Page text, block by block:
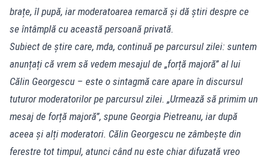
brațe, îl pupă, iar moderatoarea remarcă și dă știri despre ce
se întâmplă cu această persoană privată.
Subiect de știre care, mda, continuă pe parcursul zilei: suntem
anunțați că vrem să vedem mesajul de „forță majoră” al lui
Călin Georgescu – este o sintagmă care apare în discursul
tuturor moderatorilor pe parcursul zilei. „Urmează să primim un
mesaj de forță majoră”, spune Georgia Pietreanu, iar după
aceea și alți moderatori. Călin Georgescu ne zâmbește din
ferestre tot timpul, atunci când nu este chiar difuzată vreo